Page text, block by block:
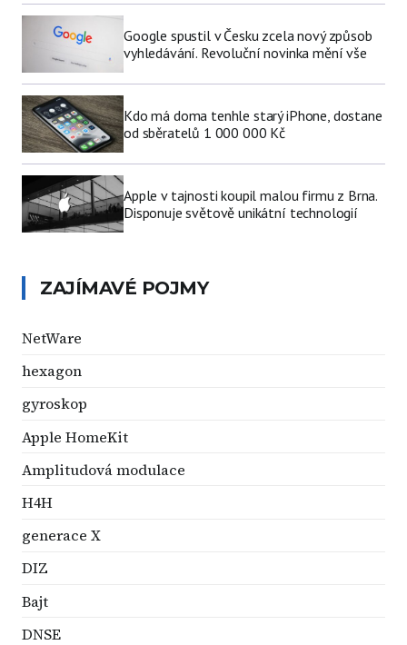
Google spustil v Česku zcela nový způsob
vyhledávání. Revoluční novinka mění vše
Kdo má doma tenhle starý iPhone, dostane
od sběratelů 1 000 000 Kč
Apple v tajnosti koupil malou firmu z Brna.
Disponuje světově unikátní technologií
ZAJÍMAVÉ POJMY
NetWare
hexagon
gyroskop
Apple HomeKit
Amplitudová modulace
H4H
generace X
DIZ
Bajt
DNSE